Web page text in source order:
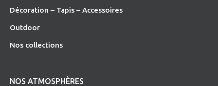
Décoration – Tapis – Accessoires
Outdoor
Nos collections
NOS ATMOSPHÈRES